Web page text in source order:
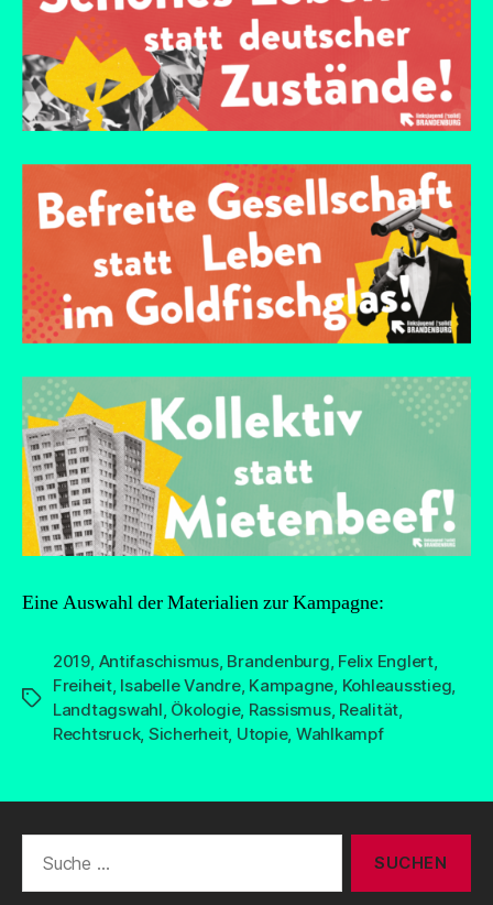
Eine Auswahl der Materialien zur Kampagne:
Schlagwörter
2019, Antifaschismus, Brandenburg, Felix Englert,
Freiheit, Isabelle Vandre, Kampagne, Kohleausstieg,
Landtagswahl, Ökologie, Rassismus, Realität,
Rechtsruck, Sicherheit, Utopie, Wahlkampf
nach: